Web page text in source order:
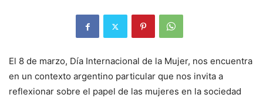
El 8 de marzo, Día Internacional de la Mujer, nos encuentra
en un contexto argentino particular que nos invita a
reflexionar sobre el papel de las mujeres en la sociedad